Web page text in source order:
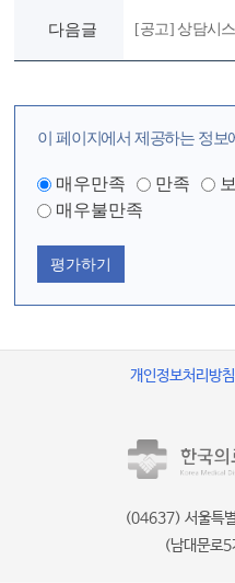
다음글 [공고] 상담시
이 페이지에서 제공하는 정보
매우만족 만족
매우불만족
평가하기
개인정보처리방침
(04637) 서울특
(남대문로